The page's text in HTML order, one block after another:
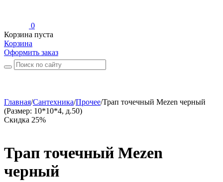
0
Корзина пуста
Корзина
Оформить заказ
Главная/Сантехника/Прочее/Трап точечный Mezen черный
(Размер: 10*10*4, д.50)
Скидка 25%
Трап точечный Mezen
черный